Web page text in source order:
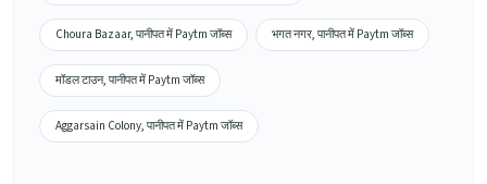
Choura Bazaar, पानीपत में Paytm जॉब्स भगत नगर, पानीपत में Paytm जॉब्स
मॉडल टाउन, पानीपत में Paytm जॉब्स
Aggarsain Colony, पानीपत में Paytm जॉब्स